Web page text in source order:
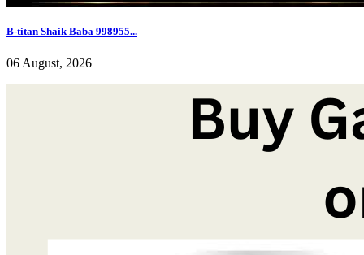
B-titan Shaik Baba 998955...
06 August, 2026